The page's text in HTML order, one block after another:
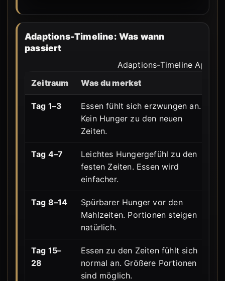
Adaptions-Timeline: Was wann
passiert
Adaptions-Timeline
Zeitraum
Was du merkst
Tag 1–3
Essen fühlt sich erzwungen an.
Kein Hunger zu den neuen
Zeiten.
Tag 4–7
Leichtes Hungergefühl zu den
festen Zeiten. Essen wird
einfacher.
Tag 8–14
Spürbarer Hunger vor den
Mahlzeiten. Portionen steigen
natürlich.
Tag 15–
28
Essen zu den Zeiten fühlt sich
normal an. Größere Portionen
sind möglich.